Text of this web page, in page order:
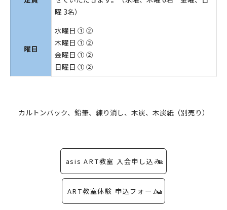
曜 3名）
曜日
水曜日 ① ②
木曜日 ① ②
金曜日 ① ②
日曜日 ① ②
カルトンバック、鉛筆、練り消し、木炭、木炭紙（別売り）
asis ART教室 入会申し込み
ART教室体験 申込フォーム